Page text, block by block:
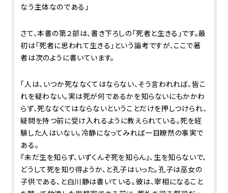
なう主体なのである」
さて、本書の第２部は、書き下ろしの「死者と生きる」です。最
初は「死者に思われて生きる」という論考ですが、ここで著
者は次のように書いています。
「人は、いつか死ななくてはならない、そう言われれば、皆こ
れを疑わない。実は死が何であるかを知らないにもかかわ
らず、死ななくてはならないということだけを押しつけられ、
疑問を持つ前に受け入れるように教えられている。死を経
験した人はいない。冷静になってみれば一目瞭然の事実で
ある。
『未だ生を知らず、いずくんぞ死を知らん』、生を知らないで、
どうして死を知り得ようか、と孔子はいった。孔子は巫女の
子供である、と白川静は書いている。彼は、宰相になること